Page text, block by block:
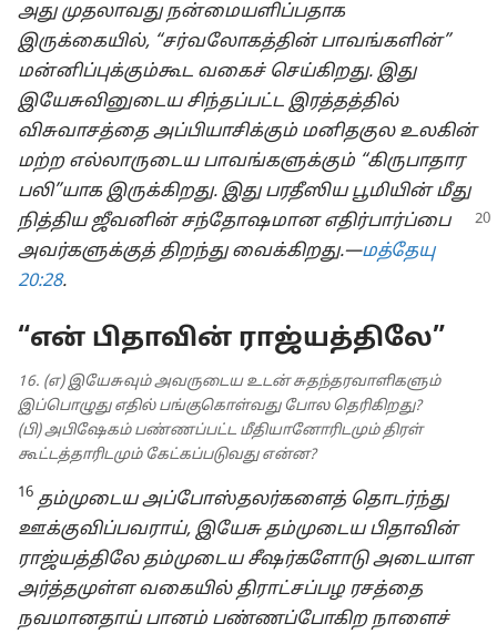
அது முதலாவது நன்மையளிப்பதாக
இருக்கையில், “சர்வலோகத்தின் பாவங்களின்”
மன்னிப்புக்கும்கூட வகைச் செய்கிறது. இது
இயேசுவினுடைய சிந்தப்பட்ட இரத்தத்தில்
விசுவாசத்தை அப்பியாசிக்கும் மனிதகுல உலகின்
மற்ற எல்லாருடைய பாவங்களுக்கும் “கிருபாதார
பலி”யாக இருக்கிறது. இது பரதீஸிய பூமியின் மீது
நித்திய ஜீவனின் சந்தோஷமான எதிர்பார்ப்பை
அவர்களுக்குத் திறந்து வைக்கிறது.—மத்தேயு
20:28.
“என் பிதாவின் ராஜ்யத்திலே”
16. (எ) இயேசுவும் அவருடைய உடன் சுதந்தரவாளிகளும்
இப்பொழுது எதில் பங்குகொள்வது போல தெரிகிறது?
(பி) அபிஷேகம் பண்ணப்பட்ட மீதியானோரிடமும் திரள்
கூட்டத்தாரிடமும் கேட்கப்படுவது என்ன?
16 தம்முடைய அப்போஸ்தலர்களைத் தொடர்ந்து
ஊக்குவிப்பவராய், இயேசு தம்முடைய பிதாவின்
ராஜ்யத்திலே தம்முடைய சீஷர்களோடு அடையாள
அர்த்தமுள்ள வகையில் திராட்சப்பழ ரசத்தை
நவமானதாய் பானம் பண்ணப்போகிற நாளைச்